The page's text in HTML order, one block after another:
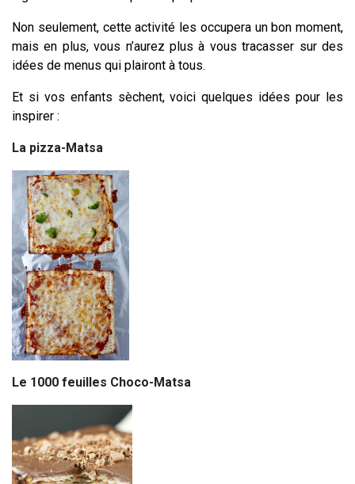
Non seulement, cette activité les occupera un bon moment,
mais en plus, vous n’aurez plus à vous tracasser sur des
idées de menus qui plairont à tous.
Et si vos enfants sèchent, voici quelques idées pour les
inspirer :
La pizza-Matsa
Le 1000 feuilles Choco-Matsa